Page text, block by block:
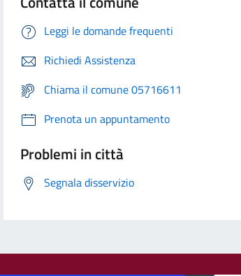
Leggi le domande frequenti
Richiedi Assistenza
Chiama il comune 05716611
Prenota un appuntamento
Problemi in città
Segnala disservizio